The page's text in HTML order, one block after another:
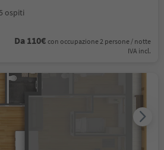
ospiti
Da 110€ con occupazione 2 persone / notte
IVA incl.